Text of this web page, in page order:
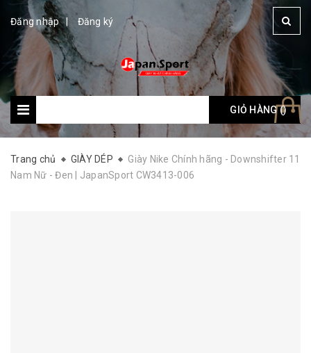
Đăng nhập Đăng ký
Giỏ hàng: ()
GIỎ HÀNG ()
Trang chủ GIÀY DÉP
Giày Nike Chính hãng - Downshifter 11
Nam Nữ - Đen | JapanSport CW3413-006